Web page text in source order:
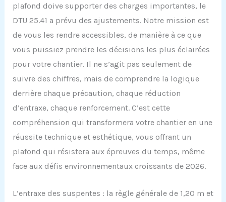
plafond doive supporter des charges importantes, le
DTU 25.41 a prévu des ajustements. Notre mission est
de vous les rendre accessibles, de manière à ce que
vous puissiez prendre les décisions les plus éclairées
pour votre chantier. Il ne s’agit pas seulement de
suivre des chiffres, mais de comprendre la logique
derrière chaque précaution, chaque réduction
d’entraxe, chaque renforcement. C’est cette
compréhension qui transformera votre chantier en une
réussite technique et esthétique, vous offrant un
plafond qui résistera aux épreuves du temps, même
face aux défis environnementaux croissants de 2026.
L’entraxe des suspentes : la règle générale de 1,20 m et